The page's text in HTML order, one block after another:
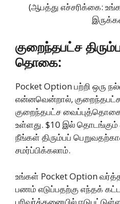
(ஆபத்து எச்சரிக்கை:
குறைந்தபட்ச
தொகை:
Pocket Option பற்றி ஒரு
என்னவென்றால்,
குறைந்தபட்ச
உள்ளது. $10 இல்
நீங்கள் திரும்பப்
சமர்ப்பிக்கலாம்.
உங்கள் Pocket Option
பணம் எடுப்பதற்கு எந்தக்
பரிவர்த்தனையில்